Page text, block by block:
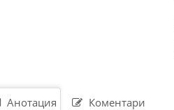
Анотация Коментари